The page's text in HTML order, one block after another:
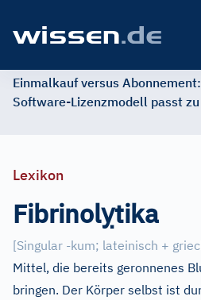
Einmalkauf versus
Software-Lizenzmodell passt
Lexikon
Fibrinolỵtika
[Singular -kum; lateinisch +
Mittel, die bereits geronnenes
bringen. Der Körper selbst ist